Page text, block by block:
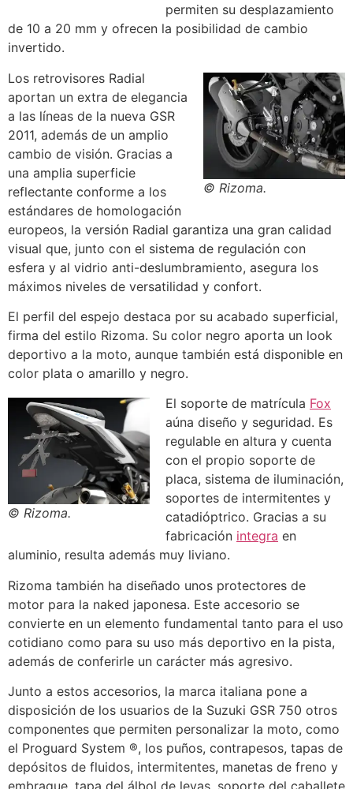
permiten su desplazamiento
de 10 a 20 mm y ofrecen la posibilidad de cambio
invertido.
© Rizoma.
Los retrovisores Radial
aportan un extra de elegancia
a las líneas de la nueva GSR
2011, además de un amplio
cambio de visión. Gracias a
una amplia superficie
reflectante conforme a los
estándares de homologación
europeos, la versión Radial garantiza una gran calidad
visual que, junto con el sistema de regulación con
esfera y al vidrio anti-deslumbramiento, asegura los
máximos niveles de versatilidad y confort.
El perfil del espejo destaca por su acabado superficial,
firma del estilo Rizoma. Su color negro aporta un look
deportivo a la moto, aunque también está disponible en
color plata o amarillo y negro.
© Rizoma.
El soporte de matrícula Fox
aúna diseño y seguridad. Es
regulable en altura y cuenta
con el propio soporte de
placa, sistema de iluminación,
soportes de intermitentes y
catadióptrico. Gracias a su
fabricación integra en
aluminio, resulta además muy liviano.
Rizoma también ha diseñado unos protectores de
motor para la naked japonesa. Este accesorio se
convierte en un elemento fundamental tanto para el uso
cotidiano como para su uso más deportivo en la pista,
además de conferirle un carácter más agresivo.
Junto a estos accesorios, la marca italiana pone a
disposición de los usuarios de la Suzuki GSR 750 otros
componentes que permiten personalizar la moto, como
el Proguard System ®, los puños, contrapesos, tapas de
depósitos de fluidos, intermitentes, manetas de freno y